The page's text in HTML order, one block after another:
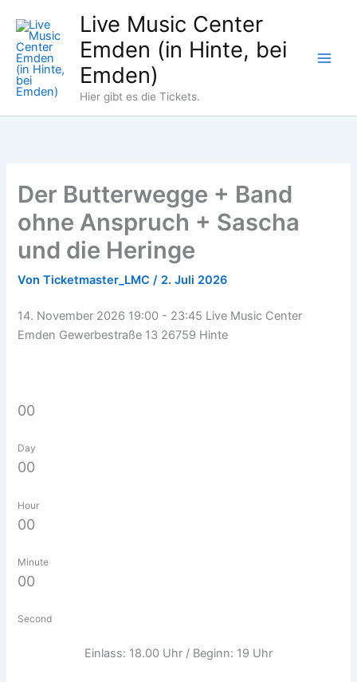
Inhalt
springen
Live Music Center
Emden (in Hinte, bei
Emden)
Hier gibt es die Tickets.
Der Butterwegge + Band
ohne Anspruch + Sascha
und die Heringe
VonTicketmaster_LMC/ 2. Juli 2026
14. November 2026 19:00 - 23:45 Live Music Center
Emden Gewerbestraße 13 26759 Hinte
00
Day
00
Hour
00
Minute
00
Second
Einlass: 18.00 Uhr / Beginn: 19 Uhr
Warenkorb